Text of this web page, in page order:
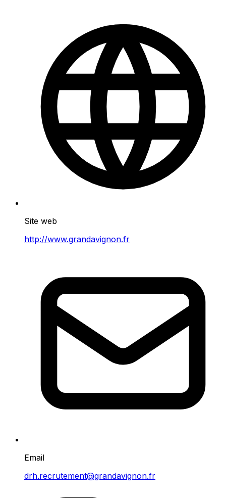
Site web
http://www.grandavignon.fr
Email
drh.recrutement@grandavignon.fr